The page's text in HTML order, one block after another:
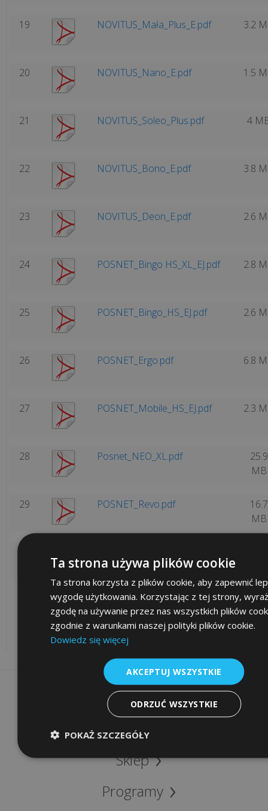
Certyfikaty
pobrania
KONTAKT
19 NOVITUS_Mała_Plus_E.pdf 3.2
20 NOVITUS_Nano_E.pdf 1.5
21 NOVITUS_Soleo_Plus.pdf 4
22 NOVITUS_Bono_E.pdf 3.8
23 NOVITUS_Deon_E.pdf 2.6
24 POSNET_Bingo HS_XL_EJ.pdf 2.8
25 POSNET_Bingo_HS_EJ.pdf 2.6
26 POSNET_Ergo.pdf 6.8
27 POSNET_Mobile_HS_EJ.pdf 2.3
28 Posnet_NEO_XL.pdf
25.9
MB
29 POSNET_Revo.pdf
16.7
MB
[1][2][3][4][5][6] [7][8][9][10] [11]
« powrót
Informacje
Szybki dostęp
Sklep
Programy
Ta strona używa plików cookie
Ta strona korzysta z plików cookie, aby zapewnić
wygodę użytkowania. Korzystając z tej strony,
zgodę na używanie przez nas wszystkich plików
zgodnie z warunkami naszej polityki plików cookie.
Dowiedz się więcej
AKCEPTUJ WSZYSTKIE
ODRZUĆ WSZYSTKIE
POKAŻ SZCZEGÓŁY